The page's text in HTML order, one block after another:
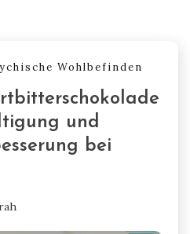
Wohlbefinden
und
bei